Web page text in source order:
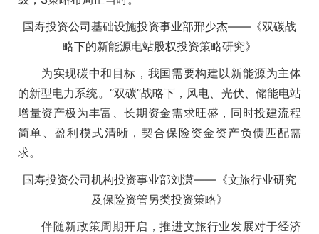
国寿投资公司基础设施投资事业部邢少杰——《双碳战
略下的新能源电站股权投资策略研究》
为实现碳中和目标，我国需要构建以新能源为主体
的新型电力系统。“双碳”战略下，风电、光伏、储能电站
增量资产极为丰富、长期资金需求旺盛，同时投建流程
简单、盈利模式清晰，契合保险资金资产负债匹配需
求。
国寿投资公司机构投资事业部刘潇——《文旅行业研究
及保险资管另类投资策略》
伴随新政策周期开启，推进文旅行业发展对于经济